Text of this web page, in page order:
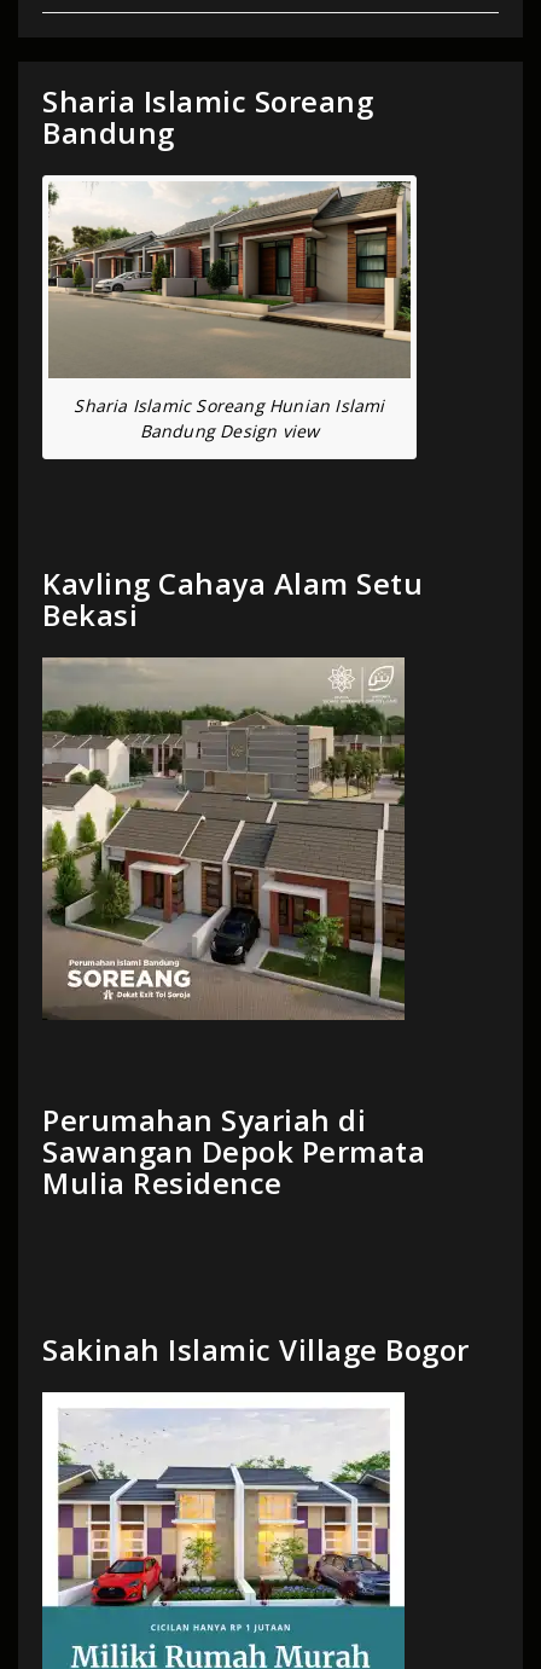
Sharia Islamic Soreang
Bandung
Sharia Islamic Soreang Hunian Islami
Bandung Design view
Kavling Cahaya Alam Setu
Bekasi
Perumahan Syariah di
Sawangan Depok Permata
Mulia Residence
Sakinah Islamic Village Bogor